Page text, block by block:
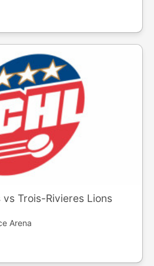
Trois-Rivieres Lions
Arena